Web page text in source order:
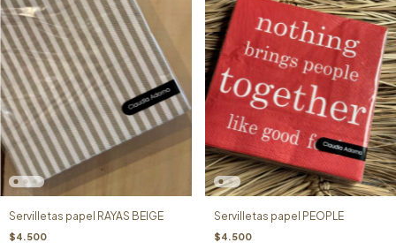
Servilletas papel RAYAS BEIGE
$4.500
Servilletas papel PEOPLE
$4.500